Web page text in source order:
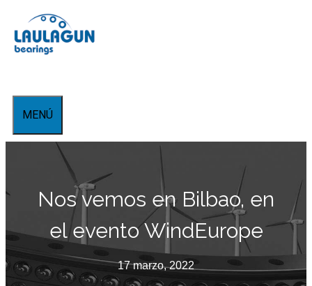
contenido
MENÚ
Nos vemos en Bilbao, en
el evento WindEurope
17 marzo, 2022